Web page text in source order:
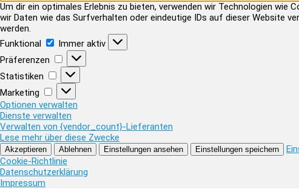
Um dir ein optimales Erlebnis zu bieten, verwenden wir Technologien
wir Daten wie das Surfverhalten oder eindeutige IDs auf dieser Website
werden.
Funktional
Funktional
Immer aktiv
Präferenzen
Präferenzen
Statistiken
Statistiken
Marketing
Marketing
Optionen verwalten
Dienste verwalten
Verwalten von {vendor_count}-Lieferanten
Lese mehr über diese Zwecke
Akzeptieren Ablehnen Einstellungen ansehen Einstellungen speichern
Cookie-Richtlinie
Datenschutzerklärung
Impressum